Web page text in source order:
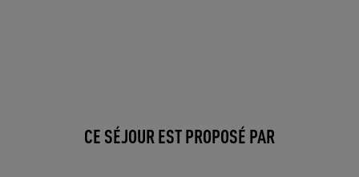
CE SÉJOUR EST PROPOSÉ PAR